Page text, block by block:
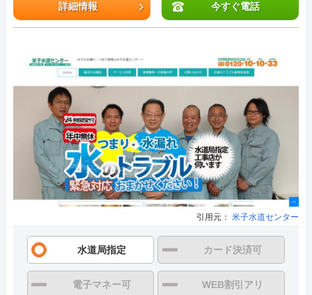
詳細情報 今すぐ電話
引用元： 米子水道センター
水道局指定 カード決済可
電子マネー可 WEB割引アリ